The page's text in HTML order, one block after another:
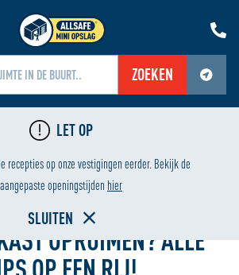
ZOEKEN
Jouw locatiediensten zijn uitgeschakeld.
jouw locatiediensten in om deze functie te gebruiken.
LET OP
recepties op onze vestigingen eerder. Bekijk de
aangepaste openingstijden hier
SLUITEN
LAAGSTE PRIJS
Home
OPRUIMEN? ALLE
OP EEN RIJ!